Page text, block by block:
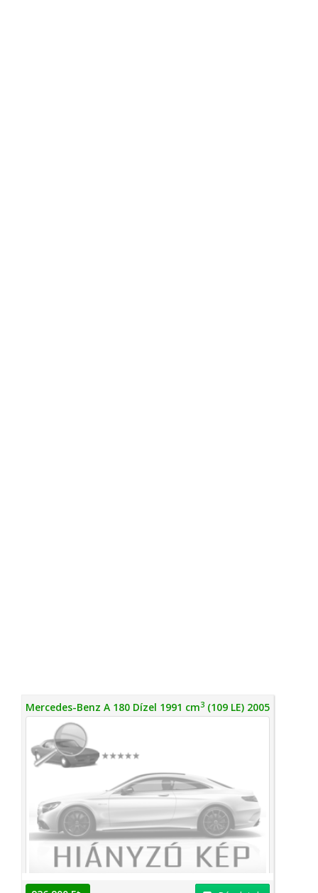
Mercedes-Benz A 180 Dízel 1991 cm3 (109 LE) 2005